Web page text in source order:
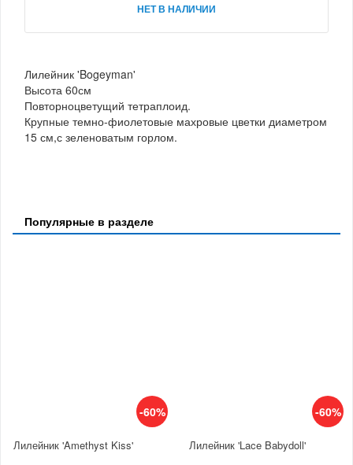
НЕТ В НАЛИЧИИ
Лилейник 'Bogeyman'
Высота 60см
Повторноцветущий тетраплоид.
Крупные темно-фиолетовые махровые цветки диаметром
15 см,с зеленоватым горлом.
Популярные в разделе
-60%
Лилейник 'Amethyst Kiss'
-60%
Лилейник 'Lace Babydoll'